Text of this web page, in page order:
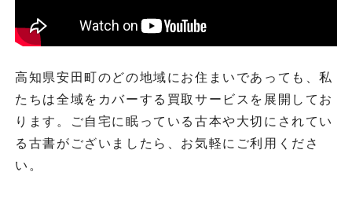
高知県安田町のどの地域にお住まいであっても、私
たちは全域をカバーする買取サービスを展開してお
ります。ご自宅に眠っている古本や大切にされてい
る古書がございましたら、お気軽にご利用くださ
い。